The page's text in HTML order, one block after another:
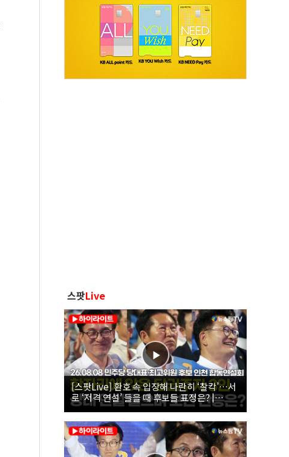
스팟Live
[스팟Live] 환호 속 입장해 나란히 ‘찰칵’…서
로 ‘저격 연설’ 들을 때 후보들 표정은? |
26.08.08 더불어민주당 당대표·최고위원 후
보 인천 합동연설회